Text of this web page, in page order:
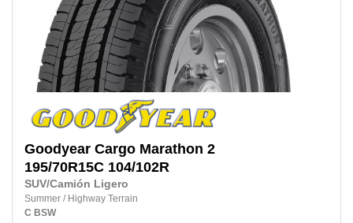
Goodyear Cargo Marathon 2
195/70R15C 104/102R
SUV/Camión Ligero
Summer / Highway Terrain
C BSW